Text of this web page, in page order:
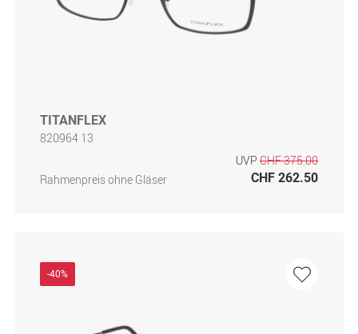
TITANFLEX
820964 13
Rahmenpreis ohne Gläser
UVP CHF 375.00
CHF 262.50
-40%